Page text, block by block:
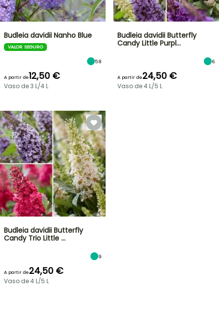
Budleia davidii Nanho Blue
VALOR SEGURO
58
A partir de12,50 €
Vaso de 3 L/4 L
Budleia davidii Butterfly
Candy Little Purpl…
6
A partir de24,50 €
Vaso de 4 L/5 L
Budleia davidii Butterfly
Candy Trio Little …
9
A partir de24,50 €
Vaso de 4 L/5 L